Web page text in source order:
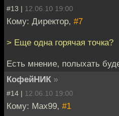
#13 | 12.06.10 19:00
Кому: Директор, #7
> Еще одна горячая точка?
Есть мнение, полыхать
КофейНИК »
#14 | 12.06.10 19:00
Кому: Max99, #1